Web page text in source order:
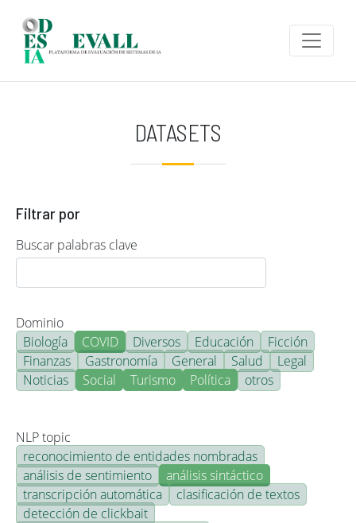
DATASETS
Filtrar por
Buscar palabras clave
Dominio
Biología
COVID Diversos Educación
Ficción
Finanzas
Gastronomía General Salud
Legal
Noticias
Social Turismo Política otros
NLP topic
reconocimiento de entidades nombradas
análisis de sentimiento
análisis sintáctico
transcripción automática
clasificación de textos
detección de clickbait